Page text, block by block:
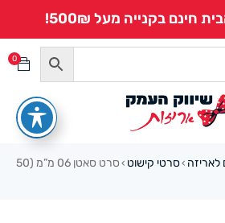
חינם בקנייה מעל 500₪!
0
לאריזה ›סרטי קישוט ›
סרט סאטן 06 מ”מ (50